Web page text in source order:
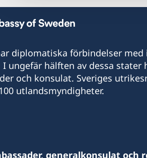
diplomatiska förbindelser
I ungefär hälften av dessa stater
och konsulat. Sveriges
utlandsmyndigheter.
generalkonsulat och